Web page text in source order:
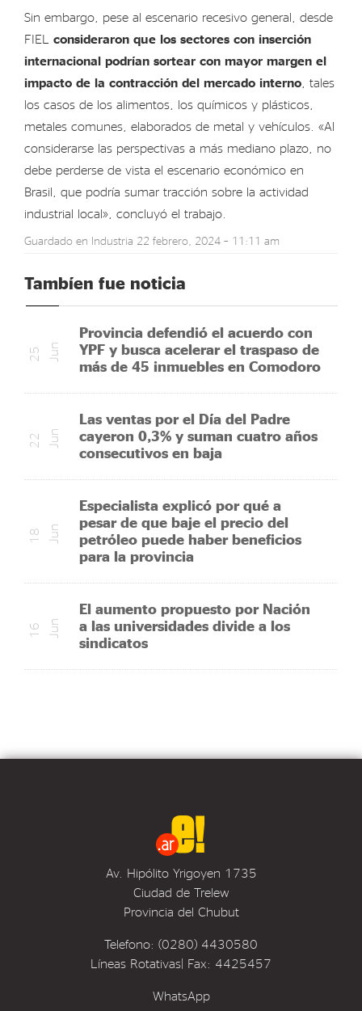
Sin embargo, pese al escenario recesivo general, desde
FIEL consideraron que los sectores con inserción
internacional podrían sortear con mayor margen el
impacto de la contracción del mercado interno , tales
los casos de los alimentos, los químicos y plásticos,
metales comunes, elaborados de metal y vehículos. «Al
considerarse las perspectivas a más mediano plazo, no
debe perderse de vista el escenario económico en
Brasil, que podría sumar tracción sobre la actividad
industrial local», concluyó el trabajo.
Guardado en Industria 22 febrero, 2024 – 11:11 am
Tambíen fue noticia
Provincia defendió el acuerdo con
YPF y busca acelerar el traspaso de
más de 45 inmuebles en Comodoro
2
5
J
u n
Las ventas por el Día del Padre
cayeron 0,3% y suman cuatro años
consecutivos en baja
2
2
J
u n
Especialista explicó por qué a
pesar de que baje el precio del
petróleo puede haber beneficios
para la provincia
1
8
J
u n
El aumento propuesto por Nación
a las universidades divide a los
sindicatos
1
6
J
u n
Av. Hipólito Yrigoyen 1735
Ciudad de Trelew
Provincia del Chubut
Telefono: (0280) 4430580
Líneas Rotativas| Fax: 4425457
WhatsApp